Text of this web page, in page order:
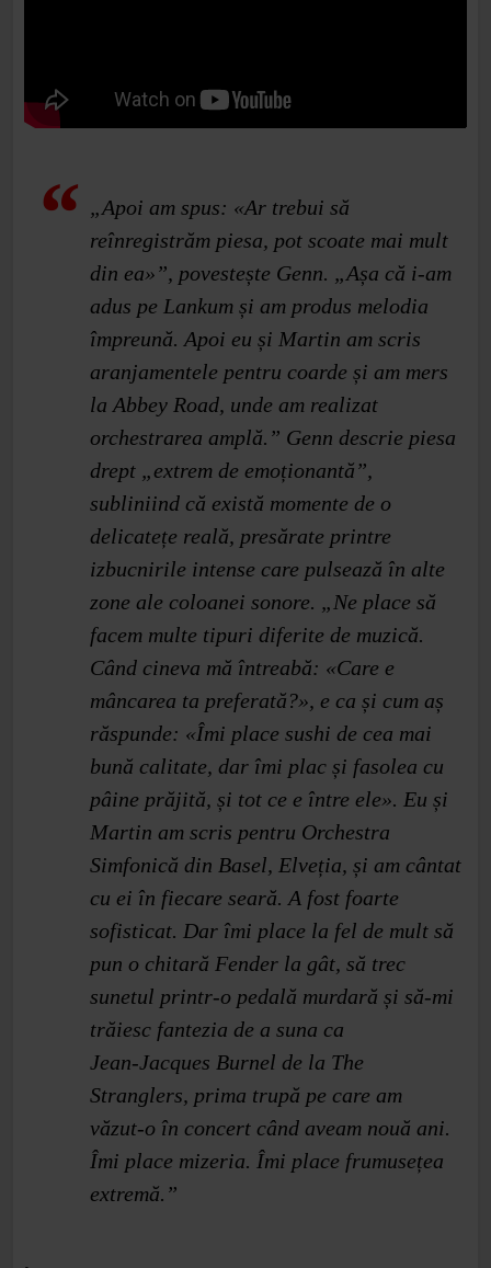
„Apoi am spus: «Ar trebui să
reînregistrăm piesa, pot scoate mai mult
din ea»”, povestește Genn. „Așa că i‑am
adus pe Lankum și am produs melodia
împreună. Apoi eu și Martin am scris
aranjamentele pentru coarde și am mers
la Abbey Road, unde am realizat
orchestrarea amplă.” Genn descrie piesa
drept „extrem de emoționantă”,
subliniind că există momente de o
delicatețe reală, presărate printre
izbucnirile intense care pulsează în alte
zone ale coloanei sonore. „Ne place să
facem multe tipuri diferite de muzică.
Când cineva mă întreabă: «Care e
mâncarea ta preferată?», e ca și cum aș
răspunde: «Îmi place sushi de cea mai
bună calitate, dar îmi plac și fasolea cu
pâine prăjită, și tot ce e între ele». Eu și
Martin am scris pentru Orchestra
Simfonică din Basel, Elveția, și am cântat
cu ei în fiecare seară. A fost foarte
sofisticat. Dar îmi place la fel de mult să
pun o chitară Fender la gât, să trec
sunetul printr‑o pedală murdară și să‑mi
trăiesc fantezia de a suna ca
Jean‑Jacques Burnel de la The
Stranglers, prima trupă pe care am
văzut‑o în concert când aveam nouă ani.
Îmi place mizeria. Îmi place frumusețea
extremă.”